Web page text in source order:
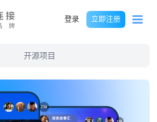
登录 立即注册
开源项目